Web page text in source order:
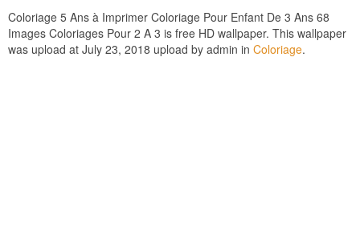
Coloriage 5 Ans à Imprimer Coloriage Pour Enfant De 3 Ans 68
Images Coloriages Pour 2 A 3 is free HD wallpaper. This wallpaper
was upload at July 23, 2018 upload by admin in Coloriage.